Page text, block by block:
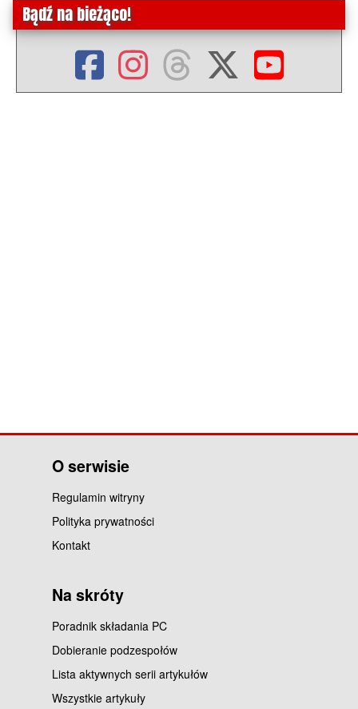
Bądź na bieżąco!
O serwisie
Regulamin witryny
Polityka prywatności
Kontakt
Na skróty
Poradnik składania PC
Dobieranie podzespołów
Lista aktywnych serii artykułów
Wszystkie artykuły